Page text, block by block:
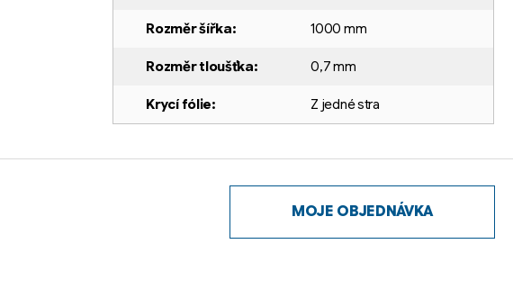
Rozměr šířka: 1000 mm
Rozměr tloušťka: 0,7 mm
Krycí fólie: Z jedné stra
MOJE OBJEDNÁVKA